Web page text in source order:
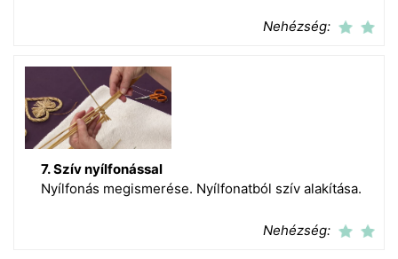
Nehézség:
7. Szív nyílfonással
Nyílfonás megismerése. Nyílfonatból szív alakítása.
Nehézség: